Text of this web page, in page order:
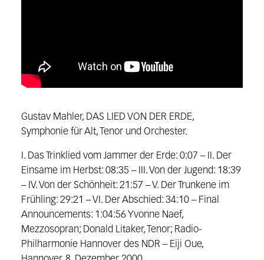
Gustav Mahler, DAS LIED VON DER ERDE,
Symphonie für Alt, Tenor und Orchester.
I. Das Trinklied vom Jammer der Erde: 0:07 – II. Der
Einsame im Herbst: 08:35 – III. Von der Jugend: 18:39
– IV. Von der Schönheit: 21:57 – V. Der Trunkene im
Frühling: 29:21 – VI. Der Abschied: 34:10 – Final
Announcements: 1:04:56 Yvonne Naef,
Mezzosopran; Donald Litaker, Tenor; Radio-
Philharmonie Hannover des NDR – Eiji Oue,